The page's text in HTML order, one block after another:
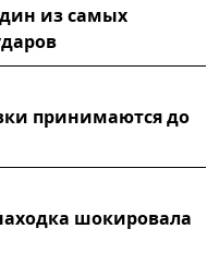
из самых
принимаются до
шокировала